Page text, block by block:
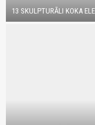
13 SKULPTURĀLI KOKA